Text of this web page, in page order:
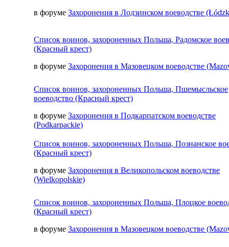
в форуме Захоронения в Лодзинском воеводстве
Список воинов, захороненных Польша, Радомское
(Красный крест)
в форуме Захоронения в Мазовецком воеводстве
Список воинов, захороненных Польша, Пшемысльское
воеводство (Красный крест)
в форуме Захоронения в Подкарпатском воеводстве
(Podkarpackie)
Список воинов, захороненных Польша, Познанское
(Красный крест)
в форуме Захоронения в Великопольском воеводстве
(Wielkopolskie)
Список воинов, захороненных Польша, Плоцкое
(Красный крест)
в форуме Захоронения в Мазовецком воеводстве